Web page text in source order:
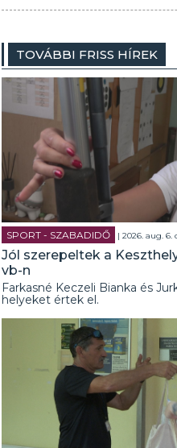
TOVÁBBI FRISS HÍREK
SPORT - SZABADIDŐ | 2026. aug. 6.
Jól szerepeltek a
vb-n
Farkasné Keczeli Bianka és
helyeket értek el.